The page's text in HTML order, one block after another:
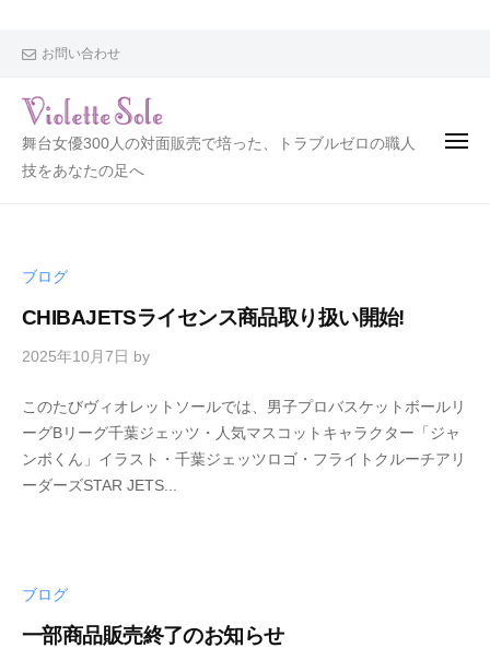
お問い合わせ
V
i
t
e
o
l
e
舞台女優300人の対面販売で培った、トラブルゼロの職人
技をあなたの足へ
ブログ
CHIBAJETSライセンス商品取り扱い開始!
2025年10月7日 by
このたびヴィオレットソールでは、男子プロバスケットボールリ
ーグBリーグ千葉ジェッツ・人気マスコットキャラクター「ジャ
ンボくん」イラスト・千葉ジェッツロゴ・フライトクルーチアリ
ーダーズSTAR JETS...
ブログ
一部商品販売終了のお知らせ
o
e
t
e
e